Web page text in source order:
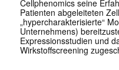
Cellphenomics seine
Patienten abgeleiteten
„hypercharakterisierte“
Unternehmens)
Expressionsstudien und
Wirkstoffscreening